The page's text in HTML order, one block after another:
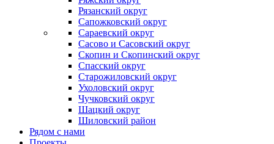
Рязанский округ
Сапожковский округ
Сараевский округ
Сасово и Сасовский округ
Скопин и Скопинский округ
Спасский округ
Старожиловский округ
Ухоловский округ
Чучковский округ
Шацкий округ
Шиловский район
Рядом с нами